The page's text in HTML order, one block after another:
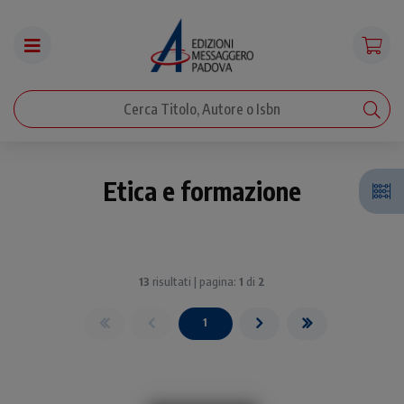
Etica e formazione
13 risultati | pagina: 1 di 2
1